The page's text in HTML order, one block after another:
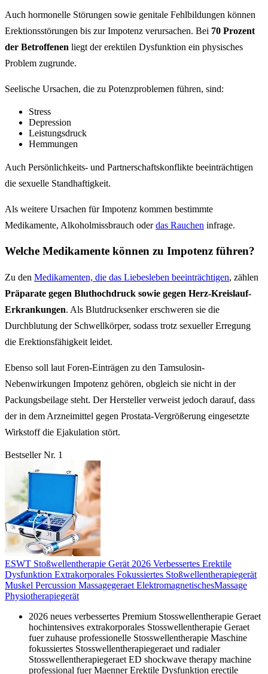
Auch hormonelle Störungen sowie genitale Fehlbildungen können
Erektionsstörungen bis zur Impotenz verursachen. Bei 70 Prozent
der Betroffenen liegt der erektilen Dysfunktion ein physisches
Problem zugrunde.
Seelische Ursachen, die zu Potenzproblemen führen, sind:
Stress
Depression
Leistungsdruck
Hemmungen
Auch Persönlichkeits- und Partnerschaftskonflikte beeinträchtigen
die sexuelle Standhaftigkeit.
Als weitere Ursachen für Impotenz kommen bestimmte
Medikamente, Alkoholmissbrauch oderdas Rauchen infrage.
Welche Medikamente können zu Impotenz führen?
Zu den Medikamenten, die das Liebesleben beeinträchtigen, zählen
Präparate gegen Bluthochdruck sowie gegen Herz-Kreislauf-
Erkrankungen. Als Blutdrucksenker erschweren sie die
Durchblutung der Schwellkörper, sodass trotz sexueller Erregung
die Erektionsfähigkeit leidet.
Ebenso soll laut Foren-Einträgen zu den Tamsulosin-
Nebenwirkungen Impotenz gehören, obgleich sie nicht in der
Packungsbeilage steht. Der Hersteller verweist jedoch darauf, dass
der in dem Arzneimittel gegen Prostata-Vergrößerung eingesetzte
Wirkstoff die Ejakulation stört.
Bestseller Nr. 1
ESWT Stoßwellentherapie Gerät 2026 Verbessertes Erektile
Dysfunktion Extrakorporales Fokussiertes Stoßwellentherapiegerät
Muskel Percussion Massagegeraet ElektromagnetischesMassage
Physiotherapiegerät
2026 neues verbessertes Premium Stosswellentherapie Geraet
hochintensives extrakorporales Stosswellentherapie Geraet
fuer zuhause professionelle Stosswellentherapie Maschine
fokussiertes Stosswellentherapiegeraet und radialer
Stosswellentherapiegeraet ED shockwave therapy machine
professional fuer Maenner Erektile Dysfunktion erectile